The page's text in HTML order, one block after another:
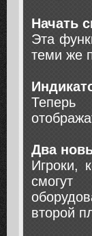
Начать
Эта
теми же
Два
Игроки,
смогут
второй